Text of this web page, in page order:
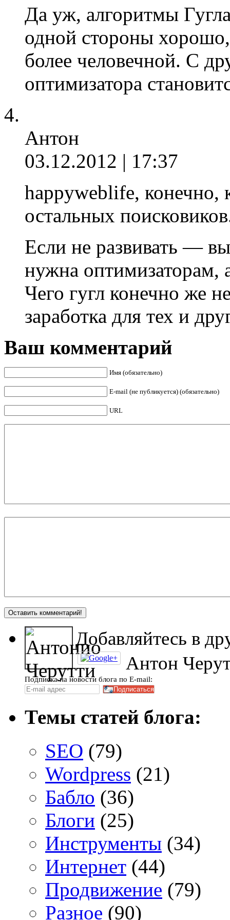
Да уж, алгоритмы
одной стороны
более человечной. С
оптимизатора
Антон
03.12.2012 | 17:37
happyweblife, конечно,
остальных
Если не развивать —
нужна оптимизаторам,
Чего гугл конечно же
заработка для тех и
Ваш комментарий
Имя (обязательно)
E-mail (не публикуется) (обязательно)
URL
Добавляйтесь в
Антон
Подписка на новости блога по E-mail:
Темы статей блога:
SEO (79)
Wordpress (21)
Бабло (36)
Блоги (25)
Инструменты (34)
Интернет (44)
Продвижение (79)
Разное (90)